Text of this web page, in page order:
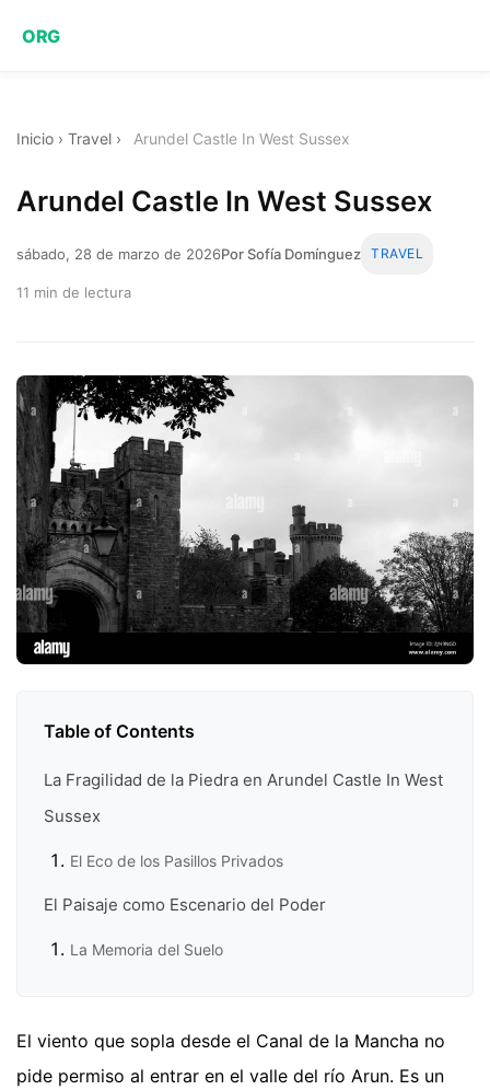
ORG
Inicio › Travel › Arundel Castle In West Sussex
Arundel Castle In West Sussex
sábado, 28 de marzo de 2026Por Sofía Domínguez TRAVEL
11 min de lectura
Table of Contents
La Fragilidad de la Piedra en Arundel Castle In West
Sussex
El Eco de los Pasillos Privados
El Paisaje como Escenario del Poder
La Memoria del Suelo
El viento que sopla desde el Canal de la Mancha no
pide permiso al entrar en el valle del río Arun. Es un